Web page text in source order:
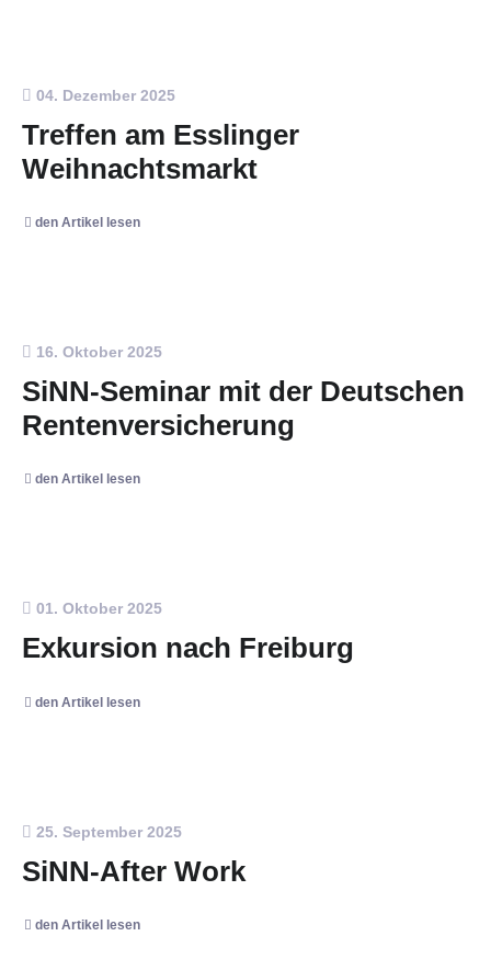
04. Dezember 2025
Treffen am Esslinger
Weihnachtsmarkt
den Artikel lesen
16. Oktober 2025
SiNN-Seminar mit der Deutschen
Rentenversicherung
den Artikel lesen
01. Oktober 2025
Exkursion nach Freiburg
den Artikel lesen
25. September 2025
SiNN-After Work
den Artikel lesen